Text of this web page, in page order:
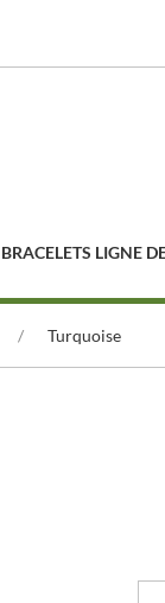
BRACELETS LIGNE
Turquoise